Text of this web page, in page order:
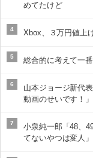
めてたけど
4 Xbox、３万円値上
5 総合的に考えて一
6
山本ジョージ新代
動画のせいです！」
7
小泉純一郎「48、
てないやつは変人」